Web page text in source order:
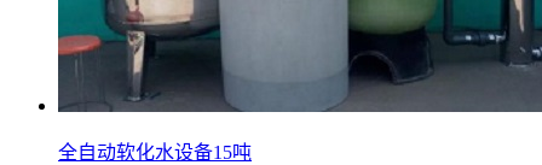
全自动软化水设备15吨